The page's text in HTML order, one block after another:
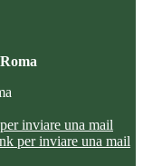
inviare una mail
per inviare una mail